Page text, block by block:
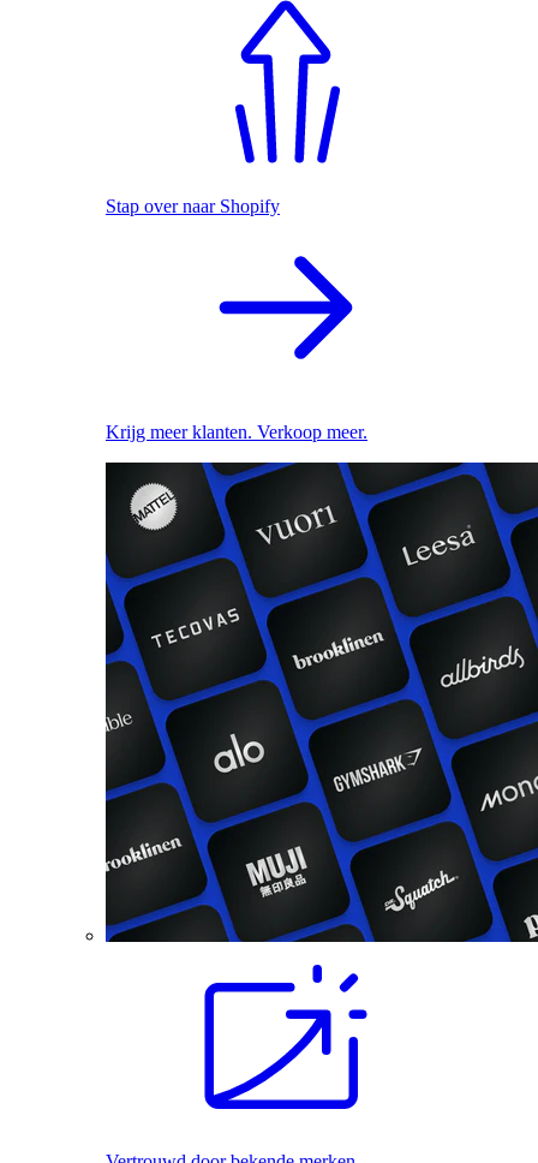
Stap over naar Shopify
Krijg meer klanten. Verkoop meer.